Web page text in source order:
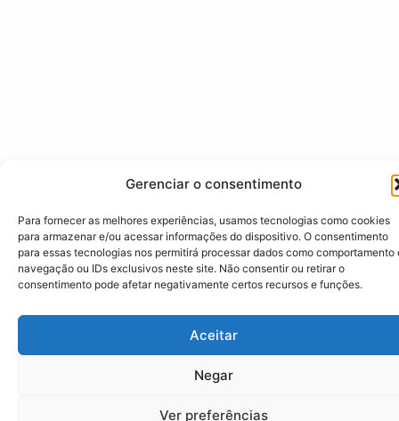
Gerenciar o consentimento
Para fornecer as melhores experiências, usamos tecnologias como cookies
para armazenar e/ou acessar informações do dispositivo. O consentimento
para essas tecnologias nos permitirá processar dados como comportamento
navegação ou IDs exclusivos neste site. Não consentir ou retirar o
consentimento pode afetar negativamente certos recursos e funções.
Aceitar
Negar
Ver preferências